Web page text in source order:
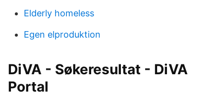
Elderly homeless
Egen elproduktion
DiVA - Søkeresultat - DiVA
Portal